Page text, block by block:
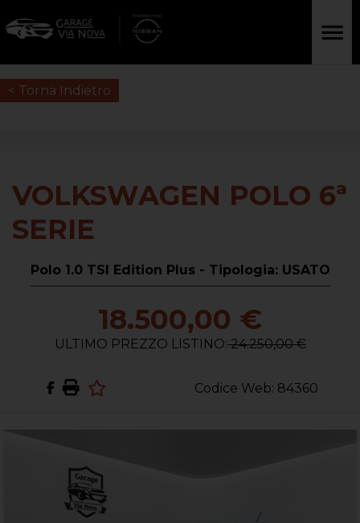
< Torna Indietro
Codice Web: 84360
VOLKSWAGEN POLO 6ª
SERIE
Polo 1.0 TSI Edition Plus - Tipologia: USATO
18.500,00 €
ULTIMO PREZZO LISTINO:24.250,00 €